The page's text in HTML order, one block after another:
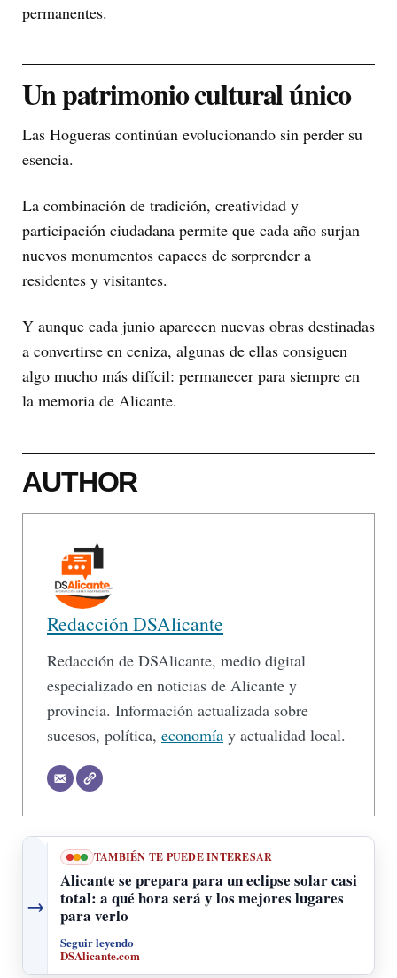
permanentes.
Un patrimonio cultural único
Las Hogueras continúan evolucionando sin perder su
esencia.
La combinación de tradición, creatividad y
participación ciudadana permite que cada año surjan
nuevos monumentos capaces de sorprender a
residentes y visitantes.
Y aunque cada junio aparecen nuevas obras destinadas
a convertirse en ceniza, algunas de ellas consiguen
algo mucho más difícil: permanecer para siempre en
la memoria de Alicante.
AUTHOR
Redacción DSAlicante
Redacción de DSAlicante, medio digital
especializado en noticias de Alicante y
provincia. Información actualizada sobre
sucesos, política, economía y actualidad local.
→
TAMBIÉN TE PUEDE INTERESAR
Alicante se prepara para un eclipse solar casi
total: a qué hora será y los mejores lugares
para verlo
Seguir leyendo
DSAlicante.com